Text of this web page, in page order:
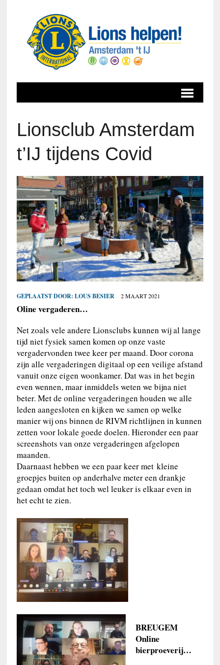
Lionsclub Amsterdam
t’IJ tijdens Covid
GEPLAATST DOOR: LOUS BESIER 2 MAART 2021
Oline vergaderen…
Net zoals vele andere Lionsclubs kunnen wij al lange
tijd niet fysiek samen komen op onze vaste
vergadervonden twee keer per maand. Door corona
zijn alle vergaderingen digitaal op een veilige afstand
vanuit onze eigen woonkamer. Dat was in het begin
even wennen, maar inmiddels weten we bijna niet
beter. Met de online vergaderingen houden we alle
leden aangesloten en kijken we samen op welke
manier wij ons binnen de RIVM richtlijnen in kunnen
zetten voor lokale goede doelen. Hieronder een paar
screenshots van onze vergaderingen afgelopen
maanden.
Daarnaast hebben we een paar keer met kleine
groepjes buiten op anderhalve meter een drankje
gedaan omdat het toch wel leuker is elkaar even in
het echt te zien.
BREUGEM
Online
bierproeverij…